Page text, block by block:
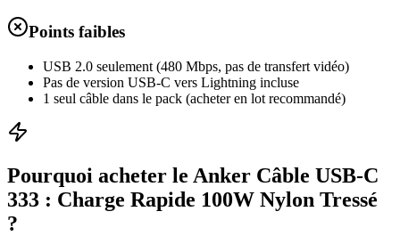
Points faibles
USB 2.0 seulement (480 Mbps, pas de transfert vidéo)
Pas de version USB-C vers Lightning incluse
1 seul câble dans le pack (acheter en lot recommandé)
Pourquoi acheter le Anker Câble USB-C
333 : Charge Rapide 100W Nylon Tressé
?